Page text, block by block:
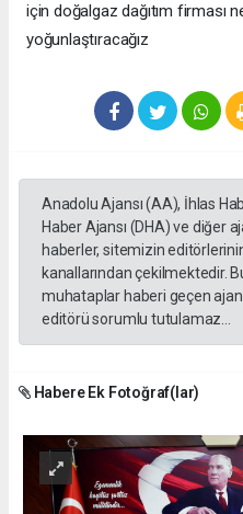
için doğalgaz dağıtım firması
yoğunlaştıracağız
Anadolu Ajansı (AA), İhlas
Haber Ajansı (DHA) ve diğer
haberler, sitemizin
kanallarından çekilmektedir.
muhataplar haberi geçen
editörü sorumlu tutulamaz...
Habere Ek Fotoğraf(lar)